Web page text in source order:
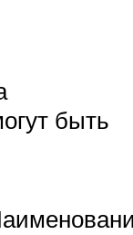
быть